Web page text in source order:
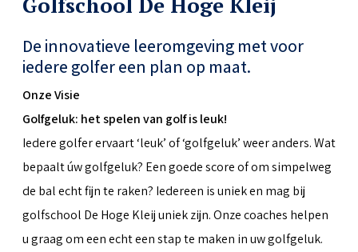
De innovatieve leeromgeving met voor
iedere golfer een plan op maat.
Onze Visie
Golfgeluk: het spelen van golf is leuk!
Iedere golfer ervaart ‘leuk’ of ‘golfgeluk’ weer anders. Wat
bepaalt úw golfgeluk? Een goede score of om simpelweg
de bal echt fijn te raken? Iedereen is uniek en mag bij
golfschool De Hoge Kleij uniek zijn. Onze coaches helpen
u graag om een echt een stap te maken in uw golfgeluk.